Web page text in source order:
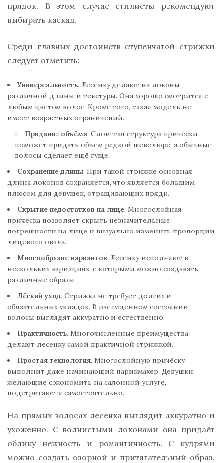
прядок. В этом случае стилисты рекомендуют
выбирать каскад.
Среди главных достоинств ступенчатой стрижки
следует отметить:
Универсальность. Лесенку делают на локоны
различной длины и текстуры. Она хорошо смотрится с
любым цветом волос. Кроме того, такая модель не
имеет возрастных ограничений.
Придание объёма. Слоистая структура причёски
поможет придать объем редкой шевелюре, а обычные
волосы сделает ещё гуще.
Сохранение длины. При такой стрижке основная
длина локонов сохраняется, что является большим
плюсом для девушек, отращивающих пряди.
Скрытие недостатков на лице. Многослойная
причёска позволяет скрыть незначительные
погрешности на лице и визуально изменить пропорции
лицевого овала.
Многообразие вариантов. Лесенку исполняют в
нескольких вариациях, с которыми можно создавать
различные образы.
Лёгкий уход. Стрижка не требует долгих и
обязательных укладок. В распущенном состоянии
волосы выглядят аккуратно и естественно.
Практичность. Многочисленные преимущества
делают лесенку самой практичной стрижкой.
Простая технология. Многослойную причёску
выполнит даже начинающий парикмахер. Девушки,
желающие сэкономить на салонной услуге,
подстригаются самостоятельно.
На прямых волосах лесенка выглядит аккуратно и
ухоженно. С волнистыми локонами она придаёт
облику нежность и романтичность. С кудрями
можно создать озорной и притягательный образ.